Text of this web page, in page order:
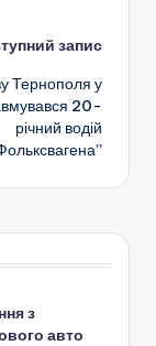
запис
Тернополя у
20-
річний водій
з
авто